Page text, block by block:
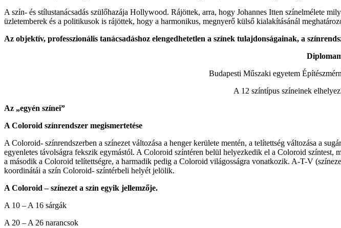
A szín- és stílustanácsadás szülőhazája Hollywood. Rájöttek, arra, hogy Johannes Itten színelmélete
üzletemberek és a politikusok is rájöttek, hogy a harmonikus, megnyerő külső kialakításánál
Az objektív, professzionális tanácsadáshoz elengedhetetlen a színek tulajdonságainak, a
Budapesti Műszaki egyetem
A 12 színtípus színeinek
Az „egyén színei”
A Coloroid színrendszer megismertetése
A Coloroid- színrendszerben a színezet változása a henger kerülete mentén, a telítettség változása a
egyenletes távolságra fekszik egymástól. A Coloroid színtéren belül helyezkedik el a Coloroid
a második a Coloroid telítettségre, a harmadik pedig a Coloroid világosságra vonatkozik. A-T-V
koordinátái a szín Coloroid- színtérbeli helyét jelölik.
A Coloroid – színezet a szín egyik jellemzője.
A 10 – A 16 sárgák
A 20 – A 26 narancsok